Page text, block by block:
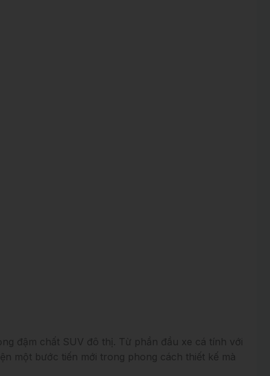
đậm chất SUV đô thị. Từ phần đầu xe cá tính với
một bước tiến mới trong phong cách thiết kế mà